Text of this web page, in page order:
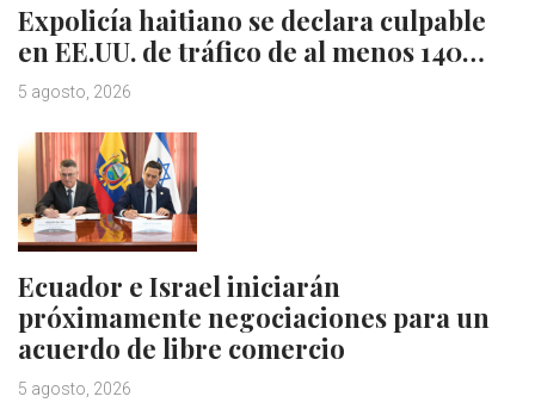
Expolicía haitiano se declara culpable
en EE.UU. de tráfico de al menos 140…
5 agosto, 2026
Ecuador e Israel iniciarán
próximamente negociaciones para un
acuerdo de libre comercio
5 agosto, 2026